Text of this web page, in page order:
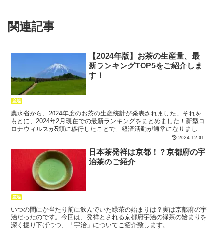
関連記事
産地
【2024年版】お茶の生産量、最
新ランキングTOP5をご紹介しま
す！
農水省から、2024年度のお茶の生産統計が発表されました。それを
もとに、2024年2月現在での最新ランキングをまとめました！新型コ
ロナウィルスが5類に移行したことで、経済活動が通常になりました
が、果たして、ランキングにはどのような動きがあったのでしょう
2024.12.01
産地
日本茶発祥は京都！？京都府の宇
治茶のご紹介
いつの間にか当たり前に飲んでいた緑茶の始まりは？実は京都府の宇
治だったのです。今回は、発祥とされる京都府宇治の緑茶の始まりを
深く掘り下げつつ、「宇治」についてご紹介致します。